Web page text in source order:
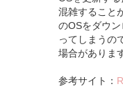
混雑すること
のOSをダウ
ってしまうの
場合がありま
参考サイト：